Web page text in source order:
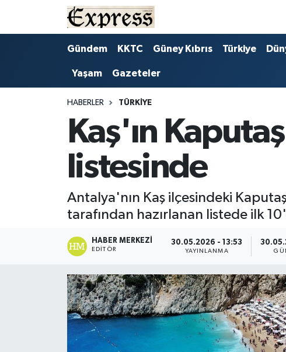
Gündem KKTC Güney Kıbrıs Türkiye
Yaşam Gazeteler
HABERLER TÜRKIYE
Kaş'ın
listesinde
Antalya'nın Kaş ilçesindeki
tarafından hazırlanan listede ilk
HABER MERKEZI
EDITÖR
30.05.2026 - 13:53
YAYINLANMA
ALAYKÖY
ALSANCAK
ÇATALKÖY
ENGLISH
ESENTEPE
GAZİMAĞUSA
Hava Durumu
Trafik Durumu
Süper Lig Puan Durumu ve Fikstür
Tüm Manşetler
Son Dakika Haberleri
Haber Arşivi